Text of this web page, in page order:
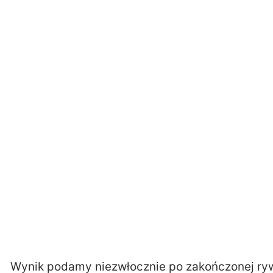
Wynik podamy niezwłocznie po zakończonej